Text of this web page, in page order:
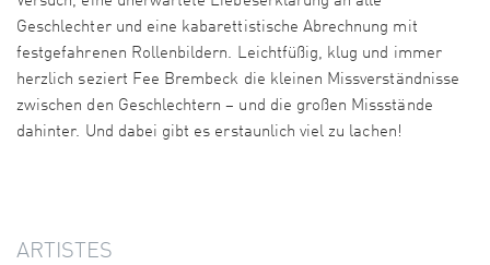
Geschlechter und eine kabarettistische Abrechnung mit
festgefahrenen Rollenbildern. Leichtfüßig, klug und immer
herzlich seziert Fee Brembeck die kleinen Missverständnisse
zwischen den Geschlechtern – und die großen Missstände
dahinter. Und dabei gibt es erstaunlich viel zu lachen!
ARTISTES